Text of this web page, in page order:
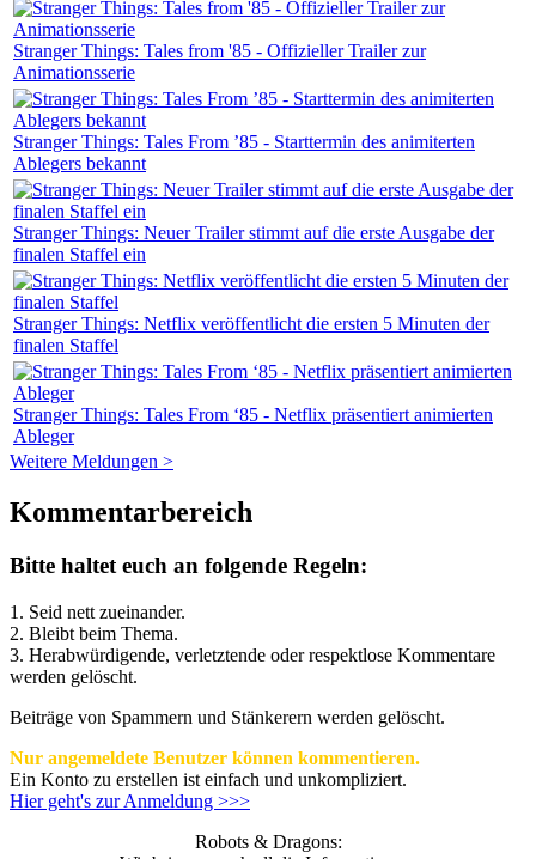
Stranger Things: Tales from '85 - Offizieller Trailer zur
Animationsserie
Stranger Things: Tales From ’85 - Starttermin des animiterten
Ablegers bekannt
Stranger Things: Neuer Trailer stimmt auf die erste Ausgabe der
finalen Staffel ein
Stranger Things: Netflix veröffentlicht die ersten 5 Minuten der
finalen Staffel
Stranger Things: Tales From ‘85 - Netflix präsentiert animierten
Ableger
Weitere Meldungen >
Kommentarbereich
Bitte haltet euch an folgende Regeln:
1. Seid nett zueinander.
2. Bleibt beim Thema.
3. Herabwürdigende, verletztende oder respektlose Kommentare
werden gelöscht.
Beiträge von Spammern und Stänkerern werden gelöscht.
Nur angemeldete Benutzer können kommentieren.
Ein Konto zu erstellen ist einfach und unkompliziert.
Hier geht's zur Anmeldung >>>
Robots & Dragons: